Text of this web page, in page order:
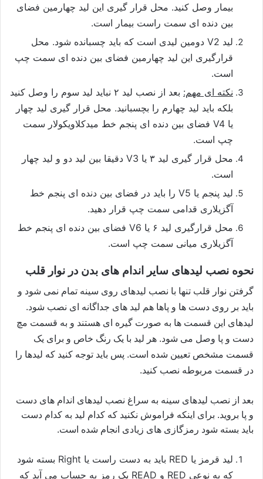
بیمار وصل کنید. محل قرار گیری این لید چهارمین فضای
بین دنده ای سمت راست بیمار است.
لید V2 دومین لیدی است که باید چسبانده شود. محل
قرارگیری این لید چهارمین فضای بین دنده ای سمت چپ
است.
نکته ای مهم:
بعد از نصب لید ۲ نباید لید سوم را وصل کنید
بلکه باید لید چهارم را بچسبانید. محل قرار گیری لید چهار
یا V4 فضای بین دنده ای پنجم خط میدکلاویکولار سمت
چپ است.
محل قرار گیری لید ۳ یا V3 دقیقا بین لید دو و لید چهار
است.
لید پنجم یا V5 را باید در فضای بین دنده ای پنجم خط
آگزیلاری قدامی سمت چپ قرار دهید.
محل قرارگیری لید ۶ یا V6 فضای بین دنده ای پنجم خط
آگزیلاری میانی سمت چپ است.
نحوه نصب لیدهای سایر اندام های بدن در نوار قلب
گرفتن نوار قلب تنها با نصب لیدهای روی سینه تمام نمی شود و
باید بر روی دست ها و پاها هم لید های جداگانه ای نصب شود.
لیدهای این قسمت ها به صورت گیره ای هستند و به قسمت مچ
دست و پا وصل می شود. هر لید با یک رنگ خاص و برای یک
قسمت مشخص تعیین شده است. پس باید توجه کنید که لیدها را
در قسمت مربوطه نصب کنید.
بعد از نصب لیدهای سینه به سراغ نصب لیدهای اندام های دست
و پا بروید. برای اینکه فراموش نکنید که کدام لید به کدام دست
باید بسته شود رمزگازی های زیادی انجام شده است.
لید قرمز یا RED باید به دست راست یا Right بسته شود
که به نوعی RED و READ یک رمز به حساب می آید که